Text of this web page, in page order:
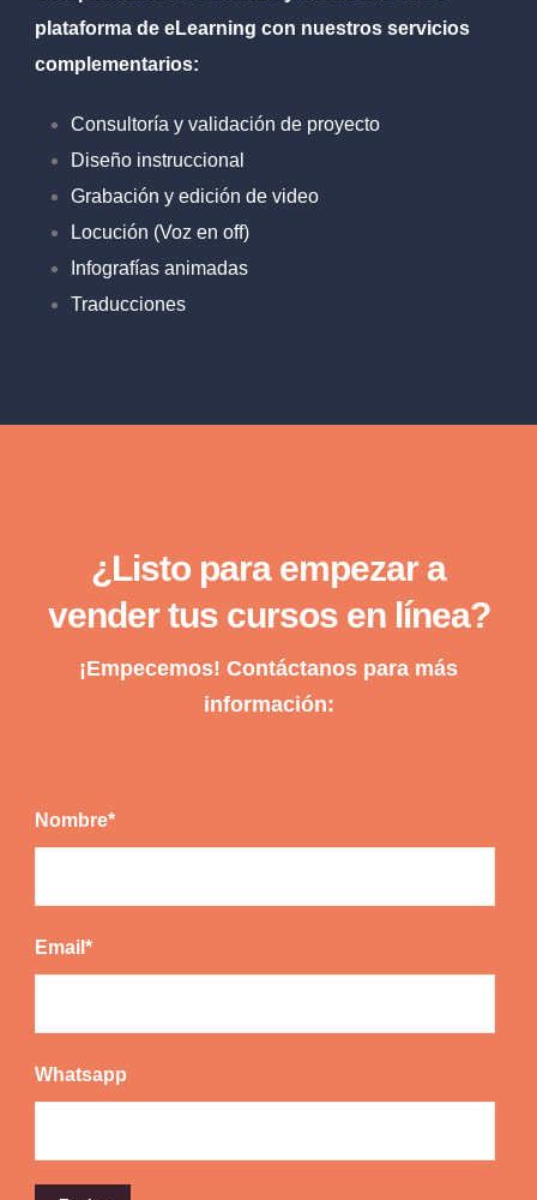
plataforma de eLearning con nuestros servicios
complementarios:
Consultoría y validación de proyecto
Diseño instruccional
Grabación y edición de video
Locución (Voz en off)
Infografías animadas
Traducciones
¿Listo para empezar a
vender tus cursos en línea?
¡Empecemos! Contáctanos para más
información:
Nombre*
Email*
Whatsapp